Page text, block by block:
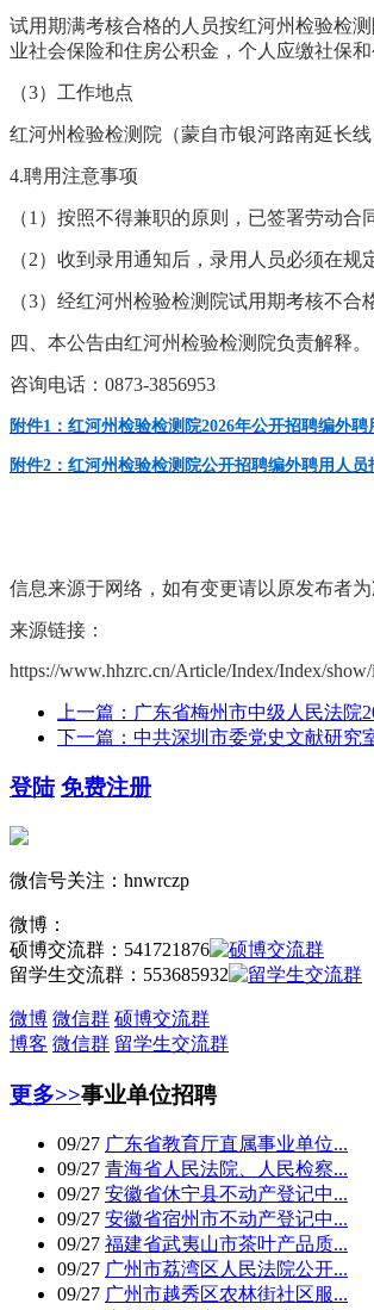
试用期满考核合格的人员按红河州检验检
业社会保险和住房公积金，个人应缴社保
（3）工作地点
红河州检验检测院（蒙自市银河路南延长线
4.聘用注意事项
（1）按照不得兼职的原则，已签署劳动合
（2）收到录用通知后，录用人员必须在
（3） 经红河州检验检测院试用期考核不合
四、本公告由红河州检验检测院负责解释。
咨询电话： 0873-3856953
附件1：红河州检验检测院2026年公开招聘编外
附件2：红河州检验检测院公开招聘编外聘用人员
信息来源于网络，如有变更请以原发布者为
来源链接：
https://www.hhzrc.cn/Article/Index/Index/
上一篇：广东省梅州市中级人民法
下一篇：中共深圳市委党史文献研究
登陆 免费注册
微信号关注：hnwrczp
微博：
硕博交流群： 541721876
留学生交流群： 553685932
微博 微信群 硕博交流群
博客 微信群 留学生交流群
更多>>事业单位招聘
09/27 广东省教育厅直属事业单位...
09/27 青海省人民法院、人民检察...
09/27 安徽省休宁县不动产登记中...
09/27 安徽省宿州市不动产登记中...
09/27 福建省武夷山市茶叶产品质...
09/27 广州市荔湾区人民法院公开...
09/27 广州市越秀区农林街社区服...